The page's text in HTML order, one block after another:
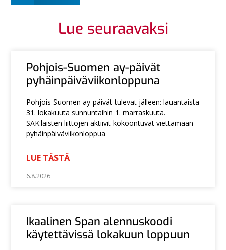
Lue seuraavaksi
Pohjois-Suomen ay-päivät
pyhäinpäiväviikonloppuna
Pohjois-Suomen ay-päivät tulevat jälleen: lauantaista
31. lokakuuta sunnuntaihin 1. marraskuuta.
SAK:laisten liittojen aktiivit kokoontuvat viettämään
pyhäinpäiväviikonloppua
LUE TÄSTÄ
6.8.2026
Ikaalinen Span alennuskoodi
käytettävissä lokakuun loppuun